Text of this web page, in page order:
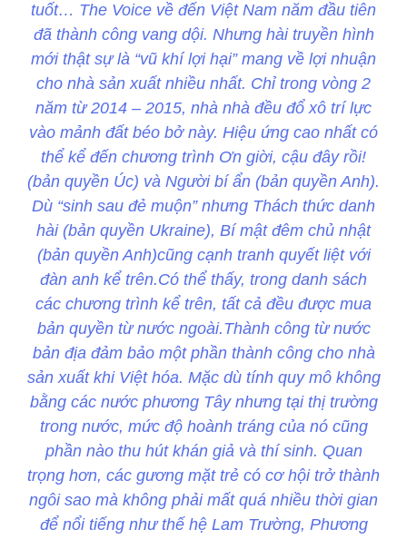
tuốt… The Voice về đến Việt Nam năm đầu tiên
đã thành công vang dội. Nhưng hài truyền hình
mới thật sự là “vũ khí lợi hại” mang về lợi nhuận
cho nhà sản xuất nhiều nhất. Chỉ trong vòng 2
năm từ 2014 – 2015, nhà nhà đều đổ xô trí lực
vào mảnh đất béo bở này. Hiệu ứng cao nhất có
thể kể đến chương trình Ơn giời, cậu đây rồi!
(bản quyền Úc) và Người bí ẩn (bản quyền Anh).
Dù “sinh sau đẻ muộn” nhưng Thách thức danh
hài (bản quyền Ukraine), Bí mật đêm chủ nhật
(bản quyền Anh)cũng cạnh tranh quyết liệt với
đàn anh kể trên.Có thể thấy, trong danh sách
các chương trình kể trên, tất cả đều được mua
bản quyền từ nước ngoài.Thành công từ nước
bản địa đảm bảo một phần thành công cho nhà
sản xuất khi Việt hóa. Mặc dù tính quy mô không
bằng các nước phương Tây nhưng tại thị trường
trong nước, mức độ hoành tráng của nó cũng
phần nào thu hút khán giả và thí sinh. Quan
trọng hơn, các gương mặt trẻ có cơ hội trở thành
ngôi sao mà không phải mất quá nhiều thời gian
để nổi tiếng như thế hệ Lam Trường, Phương